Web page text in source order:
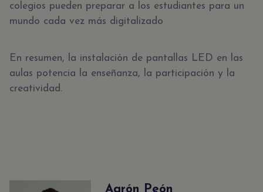
colegios pueden preparar a los estudiantes para un
mundo cada vez más digitalizado
En resumen, la instalación de pantallas LED en las
aulas potencia la enseñanza, la participación y la
creatividad.
Aarón Peón